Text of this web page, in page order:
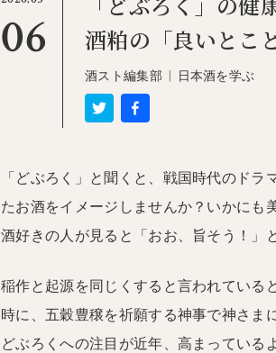
06
「どぶろく」の健
酒粕の「良いとこ
酒スト編集部 日本酒を学ぶ
「どぶろく」と聞くと、戦国時代のド
たお酒をイメージしませんか？いかにも
酒好きの人が見ると「おお、旨そう！」
稲作と起源を同じくすると言われている
時に、五穀豊穣を祈願する神事で神さま
どぶろくへの注目が近年、高まっている